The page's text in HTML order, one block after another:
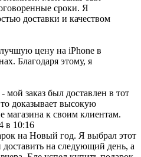
сроки. Я
доставки и качеством
цену на iPhone в
Благодаря этому, я
мой заказ был доставлен в тот
доказывает высокую
магазина к своим клиентам.
в 10:16
на Новый год. Я выбрал этот
на следующий день, а